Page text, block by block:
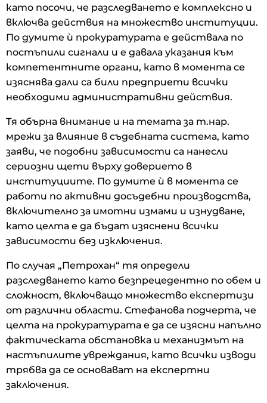
като посочи, че разследването е комплексно и
включва действия на множество институции.
По думите ѝ прокуратурата е действала по
постъпили сигнали и е давала указания към
компетентните органи, като в момента се
изяснява дали са били предприети всички
необходими административни действия.
Тя обърна внимание и на темата за т.нар.
мрежи за влияние в съдебната система, като
заяви, че подобни зависимости са нанесли
сериозни щети върху доверието в
институциите. По думите ѝ в момента се
работи по активни досъдебни производства,
включително за имотни измами и изнудване,
като целта е да бъдат изяснени всички
зависимости без изключения.
По случая „Петрохан“ тя определи
разследването като безпрецедентно по обем и
сложност, включващо множество експертизи
от различни области. Стефанова подчерта, че
целта на прокуратурата е да се изясни напълно
фактическата обстановка и механизмът на
настъпилите увреждания, като всички изводи
трябва да се основават на експертни
заключения.